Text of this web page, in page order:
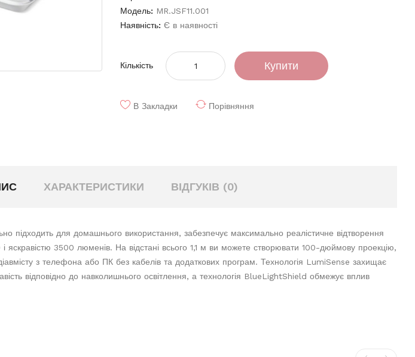
Модель: MR.JSF11.001
Наявність:Є в наявності
Кількість Купити
В Закладки Порівняння
ХАРАКТЕРИСТИКИ ВІДГУКІВ (0)
підходить для домашнього використання, забезпечує максимально реалістичне відтворення
яскравістю 3500 люменів. На відстані всього 1,1 м ви можете створювати 100-дюймову проекцію,
з телефона або ПК без кабелів та додаткових програм. Технологія LumiSense захищає
відповідно до навколишнього освітлення, а технологія BlueLightShield обмежує вплив